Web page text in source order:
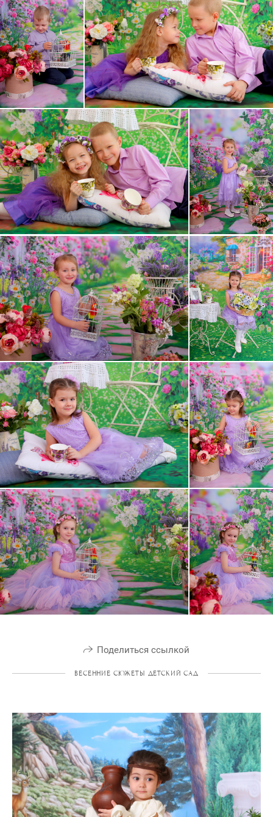
Поделиться ссылкой
ВЕСЕННИЕ СЮЖЕТЫ ДЕТСКИЙ САД